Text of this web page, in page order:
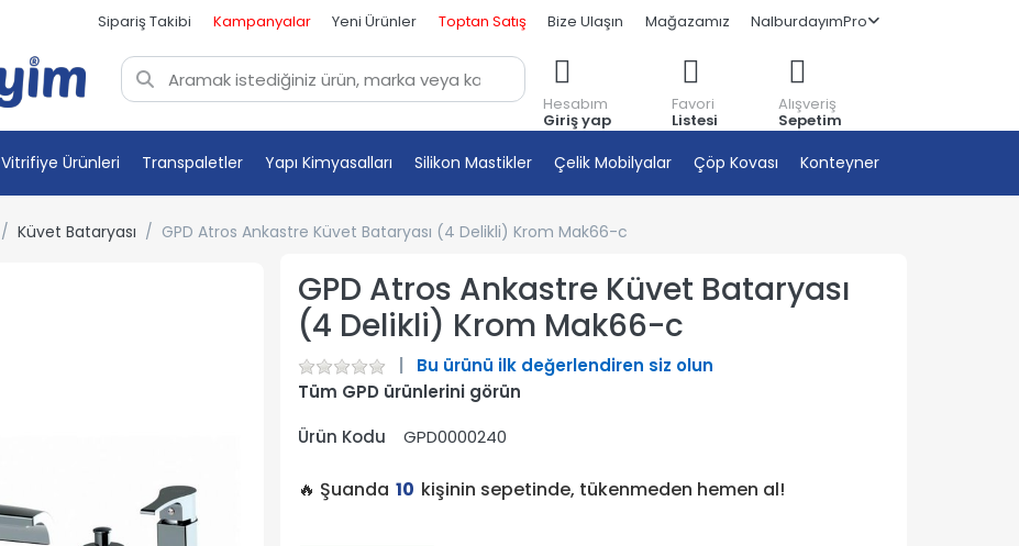
Sipariş Takibi Kampanyalar Yeni Ürünler Toptan Satış Bize Ulaşın Mağazamız NalburdayımPro
Hesabım
Giriş yap
Favori
Listesi
Alışveriş
Sepetim
Vitrifiye Ürünleri Transpaletler Yapı Kimyasalları Silikon Mastikler Çelik Mobilyalar Çöp Kovası Konteyner
Küvet Bataryası GPD Atros Ankastre Küvet Bataryası (4 Delikli) Krom Mak66-c
GPD Atros Ankastre Küvet Bataryası
(4 Delikli) Krom Mak66-c
Bu ürünü ilk değerlendiren siz olun
Tüm GPD ürünlerini görün
Ürün Kodu
GPD0000240
🔥 Şuanda 10 kişinin sepetinde, tükenmeden hemen al!